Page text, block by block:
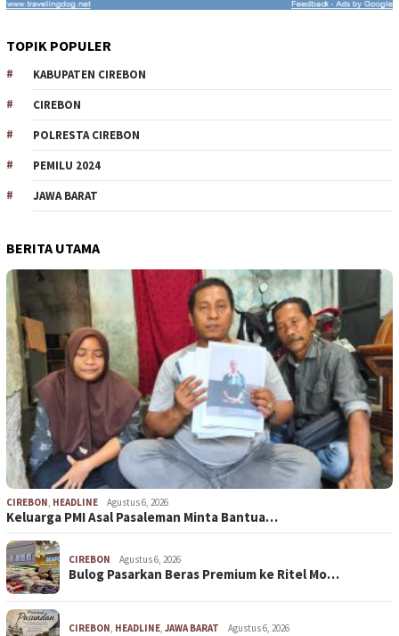
TOPIK POPULER
KABUPATEN CIREBON
CIREBON
POLRESTA CIREBON
PEMILU 2024
JAWA BARAT
BERITA UTAMA
CIREBON, HEADLINE Agustus 6, 2026
Keluarga PMI Asal Pasaleman Minta Bantua…
CIREBON Agustus 6, 2026
Bulog Pasarkan Beras Premium ke Ritel Mo…
CIREBON, HEADLINE, JAWA BARAT Agustus 6, 2026